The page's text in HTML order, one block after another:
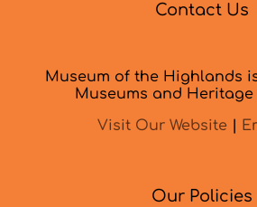
Contact Us
Museum of the Highlands
Museums and
Visit Our Website
Our Policies